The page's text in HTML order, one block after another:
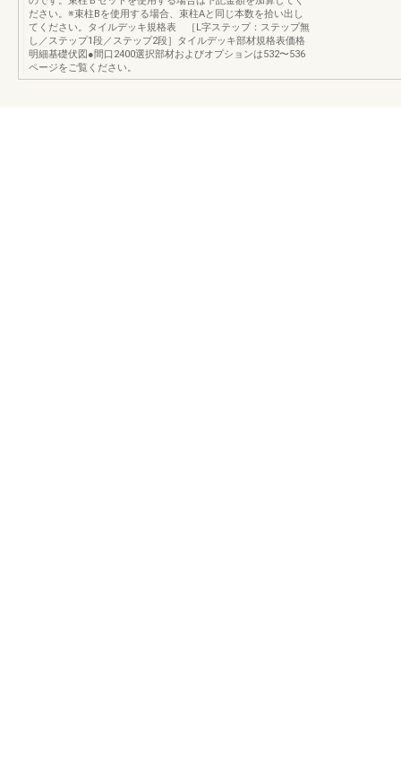
ださい。※束柱Bを使用する場合、束柱Aと同じ本数を拾い出し
てください。タイルデッキ規格表 ［L字ステップ：ステップ無
し／ステップ1段／ステップ2段］タイルデッキ部材規格表価格
明細基礎伏図●間口2400選択部材およびオプションは532〜536
ページをご覧ください。